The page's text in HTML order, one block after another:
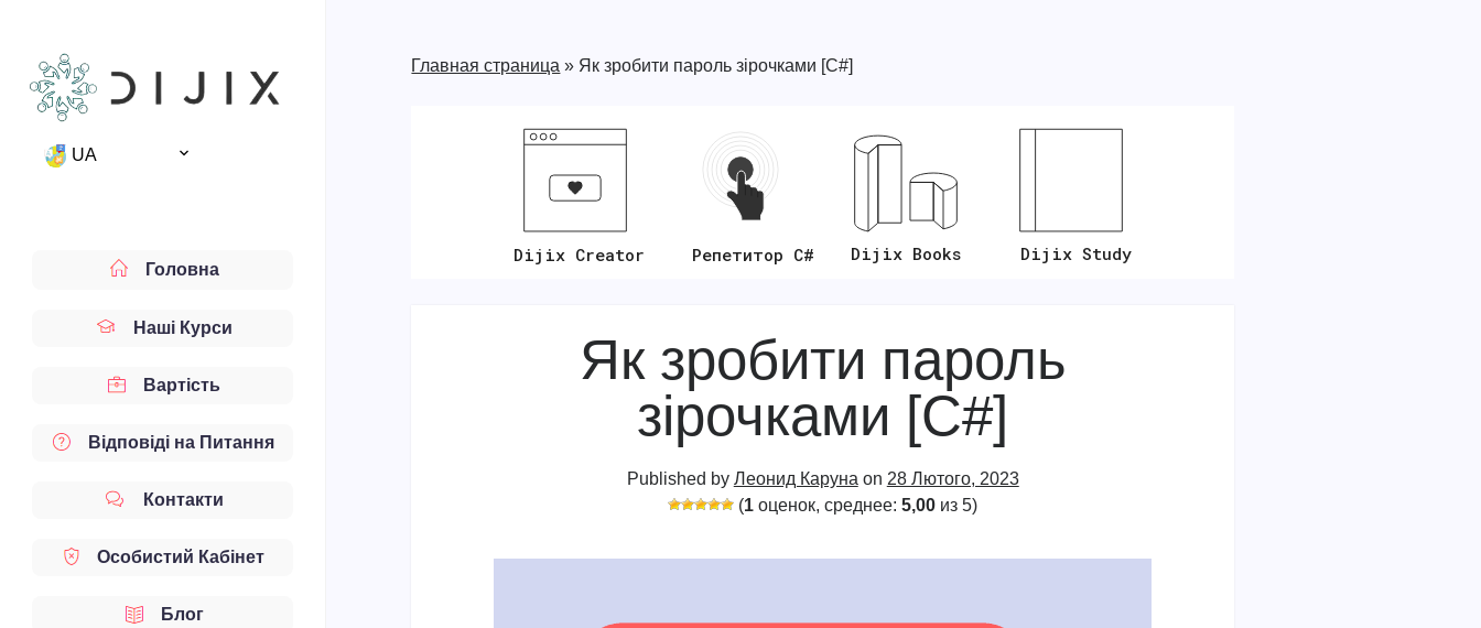
UA
Головна
Наші Курси
Вартість
Відповіді на Питання
Контакти
Особистий Кабінет
Блог
Главная страница » Як зробити пароль зірочками [C#]
Dijix Creator Репетитор C# Dijix Books Dijix Study
Як зробити пароль
зірочками [C#]
Published by Леонид Каруна on 28 Лютого, 2023
(1 оценок, среднее:5,00 из 5)